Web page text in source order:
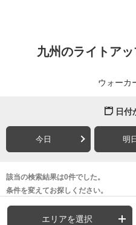
九州のライトアッ
ウォーカ
日付
今日 明日
該当の検索結果は0件でした。
条件を変えてお探しください。
エリアを選択